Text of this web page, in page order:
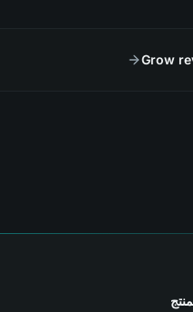
Grow